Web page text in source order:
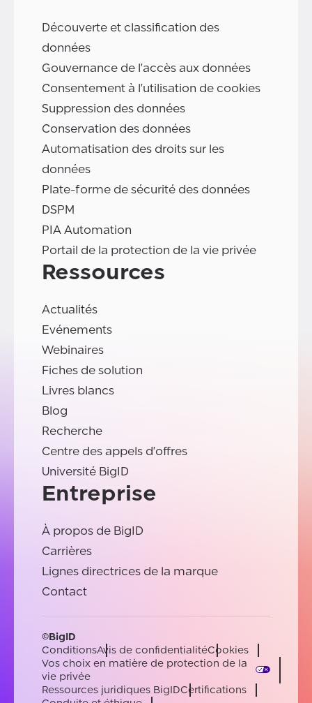
Découverte et classification des
données
Gouvernance de l'accès aux données
Consentement à l'utilisation de cookies
Suppression des données
Conservation des données
Automatisation des droits sur les
données
Plate-forme de sécurité des données
DSPM
PIA Automation
Portail de la protection de la vie privée
Ressources
Actualités
Evénements
Webinaires
Fiches de solution
Livres blancs
Blog
Recherche
Centre des appels d'offres
Université BigID
Entreprise
À propos de BigID
Carrières
Lignes directrices de la marque
Contact
©BigID
ConditionsAvis de confidentialitéCookies
Vos choix en matière de protection de la
vie privée
Ressources juridiques BigIDCertifications